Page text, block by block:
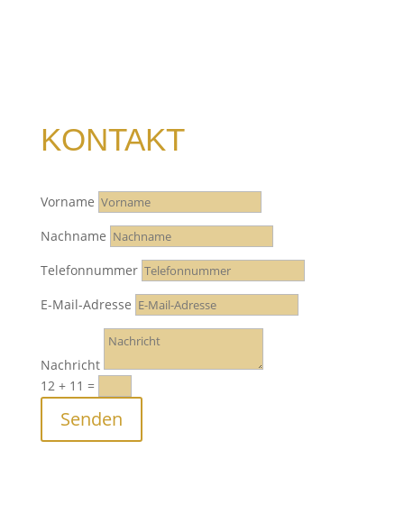
KONTAKT
Vorname
Nachname
Telefonnummer
E-Mail-Adresse
Nachricht
12 + 11 =
Senden